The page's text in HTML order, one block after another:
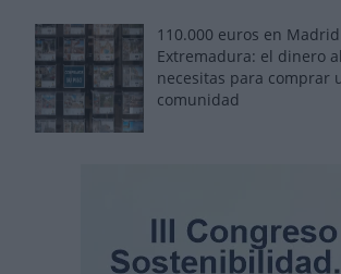
110.000 euros en
Extremadura: el dinero
necesitas para comprar
comunidad